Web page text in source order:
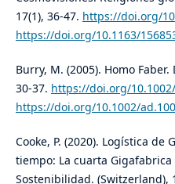
17(1), 36-47. https://doi.org/
https://doi.org/10.1163/
Burry, M. (2005). Homo
30-37. https://doi.org/
https://doi.org/10.1002/ad.100
Cooke, P. (2020). Logística
tiempo: La cuarta Gigafabrica
Sostenibilidad. (Switzerland),